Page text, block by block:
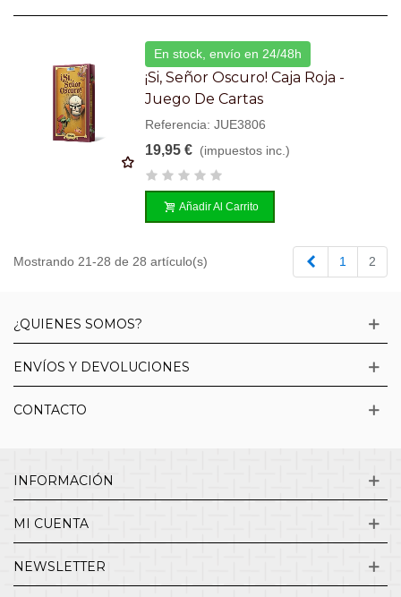
En stock, envío en 24/48h
¡Si, Señor Oscuro! Caja Roja -
Juego De Cartas
Referencia: JUE3806
19,95 € (impuestos inc.)
Añadir Al Carrito
Mostrando 21-28 de 28 artículo(s) Anterior
1 2
¿QUIENES SOMOS?
ENVÍOS Y DEVOLUCIONES
CONTACTO
INFORMACIÓN
MI CUENTA
NEWSLETTER